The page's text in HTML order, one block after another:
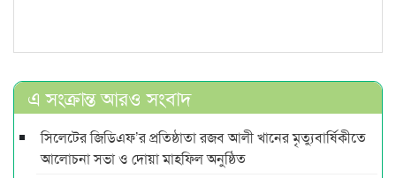
এ সংক্রান্ত আরও সংবাদ
সিলেটের জিডিএফ’র প্রতিষ্ঠাতা রজব আলী খানের মৃত্যুবার্ষিকীতে
আলোচনা সভা ও দোয়া মাহফিল অনুষ্ঠিত